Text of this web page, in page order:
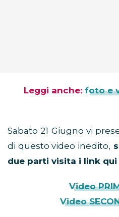
Leggi anche: foto e
Sabato 21 Giugno vi
di questo video inedito,
due parti visita i link
Video
Video